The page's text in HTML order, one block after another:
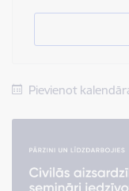
Pievienot